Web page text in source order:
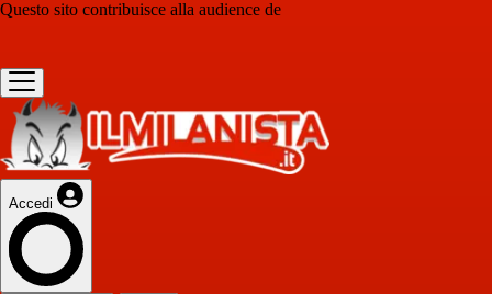
Questo sito contribuisce alla audience de
Accedi